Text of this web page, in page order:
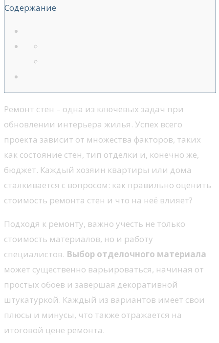
Содержание
Ремонт стен – одна из ключевых задач при
обновлении интерьера жилья. Успех всего
проекта зависит от множества факторов, таких
как состояние стен, тип отделки и, конечно же,
бюджет. Каждый хозяин квартиры или дома
сталкивается с вопросом: как правильно оценить
стоимость ремонта стен и что на неё влияет?
Подходя к ремонту, важно учесть не только
стоимость материалов, но и работу
специалистов. Выбор отделочного материала
может существенно варьироваться, начиная от
простых обоев и завершая декоративной
штукатуркой. Каждый из вариантов имеет свои
плюсы и минусы, что также отражается на
итоговой цене ремонта.